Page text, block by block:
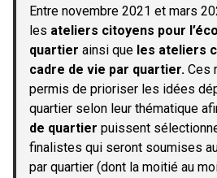
Entre novembre 2021 et mars
les ateliers citoyens pour
quartier ainsi que les ateliers
cadre de vie par quartier. Ces
permis de prioriser les idées
quartier selon leur thématique
de quartier puissent
finalistes qui seront soumises
par quartier (dont la moitié au